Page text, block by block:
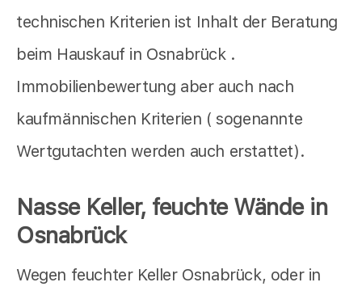
technischen Kriterien ist Inhalt der Beratung
beim Hauskauf in Osnabrück .
Immobilienbewertung aber auch nach
kaufmännischen Kriterien ( sogenannte
Wertgutachten werden auch erstattet).
Nasse Keller, feuchte Wände in
Osnabrück
Wegen feuchter Keller Osnabrück, oder in